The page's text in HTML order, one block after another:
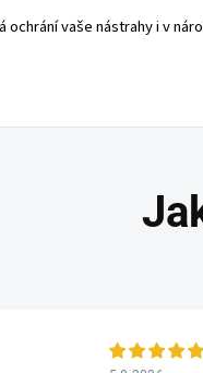
vaše nástrahy i v